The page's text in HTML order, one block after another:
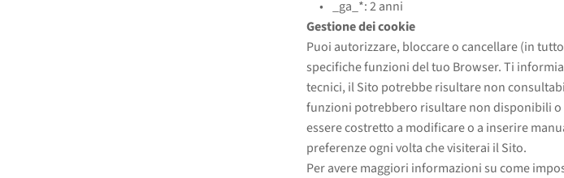
_ga_*: 2 anni
Gestione dei cookie
Puoi autorizzare, bloccare o cancellare (in
specifiche funzioni del tuo Browser. Ti
tecnici, il Sito potrebbe risultare non
funzioni potrebbero risultare non disponibili
essere costretto a modificare o a inserire
preferenze ogni volta che visiterai il Sito.
Per avere maggiori informazioni su come